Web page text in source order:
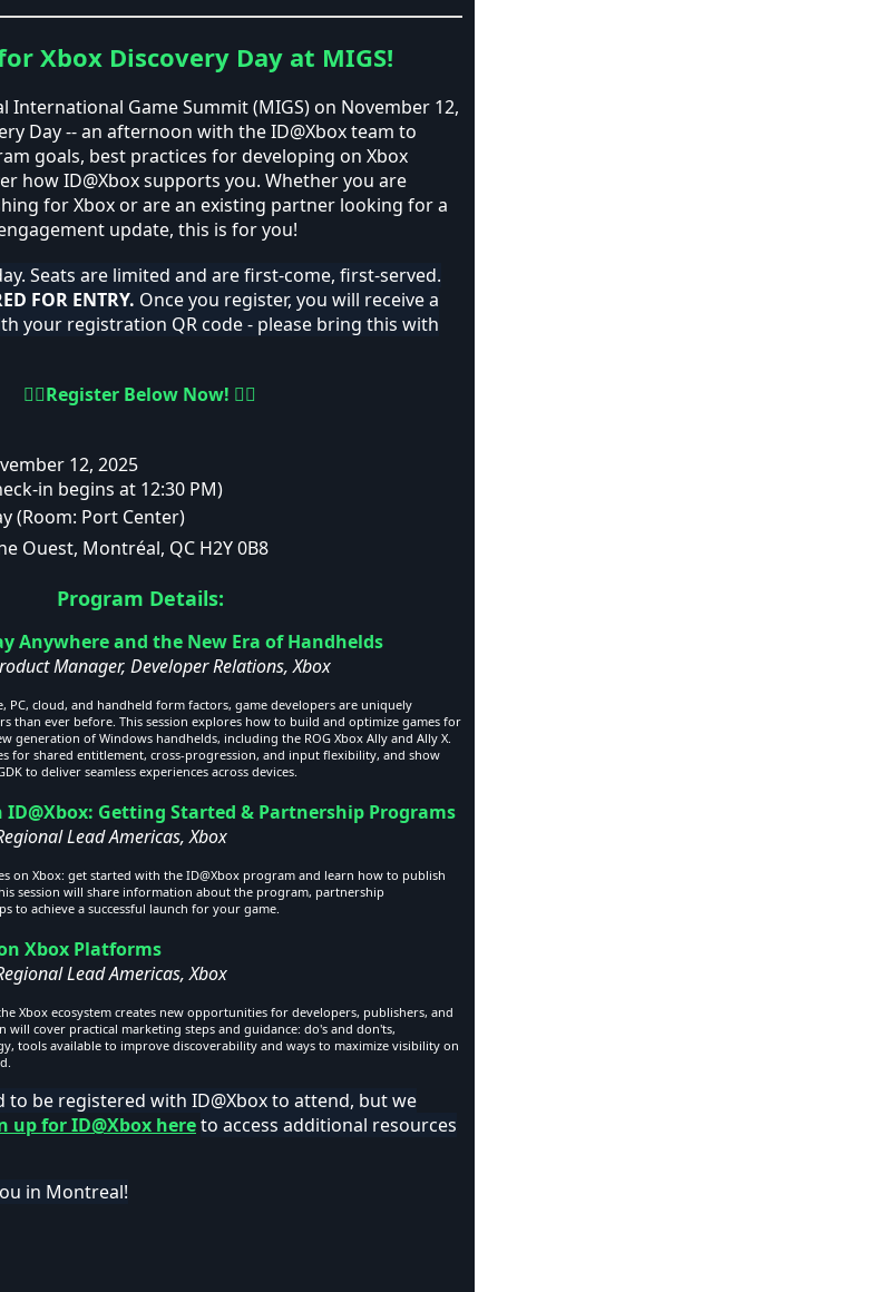
Xbox Discovery Day at MIGS!
International Game Summit (MIGS) on November 12,
Day -- an afternoon with the ID@Xbox team to
goals, best practices for developing on Xbox
how ID@Xbox supports you. Whether you are
for Xbox or are an existing partner looking for a
update, this is for you!
Seats are limited and are first-come, first-served.
FOR ENTRY. Once you register, you will receive a
your registration QR code - please bring this with
👇🏼Register Below Now! 👇🏼
12, 2025
in begins at 12:30 PM)
(Room: Port Center)
Ouest, Montréal, QC H2Y 0B8
Program Details:
Anywhere and the New Era of Handhelds
Manager, Developer Relations, Xbox
PC, cloud, and handheld form factors, game developers are uniquely
than ever before. This session explores how to build and optimize games for
generation of Windows handhelds, including the ROG Xbox Ally and Ally X.
for shared entitlement, cross-progression, and input flexibility, and show
to deliver seamless experiences across devices.
ID@Xbox: Getting Started & Partnership Programs
Lead Americas, Xbox
on Xbox: get started with the ID@Xbox program and learn how to publish
session will share information about the program, partnership
to achieve a successful launch for your game.
Xbox Platforms
Lead Americas, Xbox
Xbox ecosystem creates new opportunities for developers, publishers, and
will cover practical marketing steps and guidance: do's and don'ts,
tools available to improve discoverability and ways to maximize visibility on
to be registered with ID@Xbox to attend, but we
up for ID@Xbox hereto access additional resources
in Montreal!